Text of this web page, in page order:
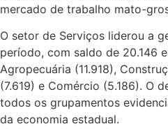
mercado de trabalho mato-
O setor de Serviços liderou a
período, com saldo de 20.146
Agropecuária (11.918),
(7.619) e Comércio (5.186). O
todos os grupamentos
da economia estadual.